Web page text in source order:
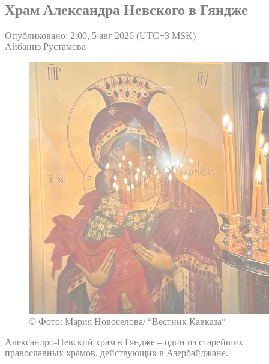
Храм Александра Невского в Гяндже
Опубликовано: 2:00, 5 авг 2026 (UTC+3 MSK)
Айбаниз Рустамова
© Фото: Мария Новоселова/ “Вестник Кавказа“
Александро-Невский храм в Гяндже – один из старейших
православных храмов, действующих в Азербайджане.